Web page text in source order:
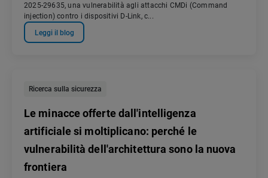
2025-29635, una vulnerabilità agli attacchi CMDi (Command
injection) contro i dispositivi D-Link, c...
Leggi il blog
Ricerca sulla sicurezza
Le minacce offerte dall'intelligenza
artificiale si moltiplicano: perché le
vulnerabilità dell'architettura sono la nuova
frontiera